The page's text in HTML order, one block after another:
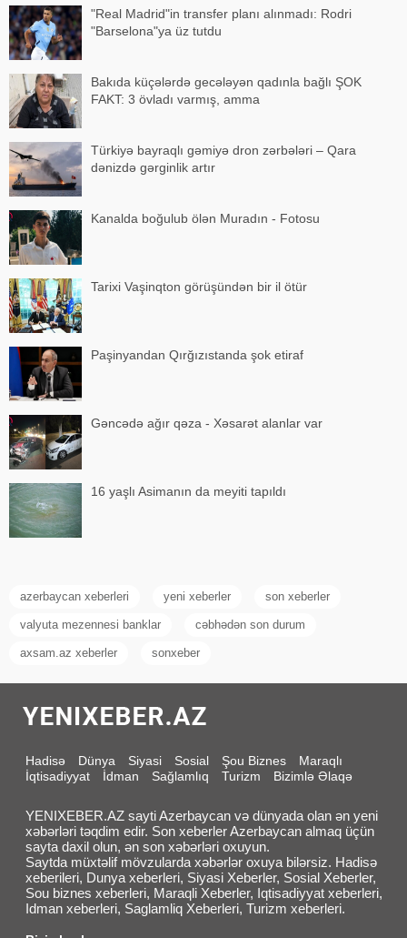
"Real Madrid"in transfer planı alınmadı: Rodri
"Barselona"ya üz tutdu
Bakıda küçələrdə gecələyən qadınla bağlı ŞOK
FAKT: 3 övladı varmış, amma
Türkiyə bayraqlı gəmiyə dron zərbələri – Qara
dənizdə gərginlik artır
Kanalda boğulub ölən Muradın - Fotosu
Tarixi Vaşinqton görüşündən bir il ötür
Paşinyandan Qırğızıstanda şok etiraf
Gəncədə ağır qəza - Xəsarət alanlar var
16 yaşlı Asimanın da meyiti tapıldı
azerbaycan xeberleri yeni xeberler son xeberler
valyuta mezennesi banklar cəbhədən son durum
axsam.az xeberler sonxeber
Hadisə Dünya Siyasi Sosial Şou Biznes
Maraqlı
İqtisadiyyat
İdman Sağlamlıq Turizm Bizimlə Əlaqə
YENIXEBER.AZ sayti Azerbaycan və dünyada olan ən yeni
xəbərləri təqdim edir. Son xeberler Azerbaycan almaq üçün
sayta daxil olun, ən son xəbərləri oxuyun.
Saytda müxtəlif mövzularda xəbərlər oxuya bilərsiz. Hadisə
xeberileri, Dunya xeberleri, Siyasi Xeberler, Sosial Xeberler,
Sou biznes xeberleri, Maraqli Xeberler, Iqtisadiyyat xeberleri,
Idman xeberleri, Saglamliq Xeberleri, Turizm xeberleri.